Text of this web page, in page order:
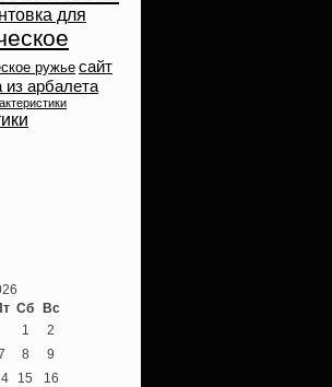
для
ружье сайт
из арбалета
Сб Вс
1
2
8
9
15
16